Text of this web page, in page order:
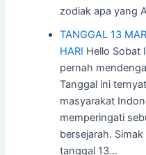
zodiak apa yang
TANGGAL 13
HARI Hello Sobat
pernah
Tanggal ini
masyarakat
memperingati
bersejarah.
tanggal 13…